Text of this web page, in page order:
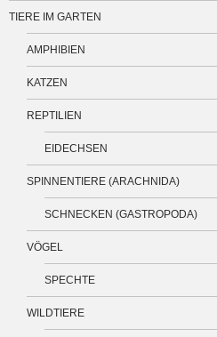
TIERE IM GARTEN
AMPHIBIEN
KATZEN
REPTILIEN
EIDECHSEN
SPINNENTIERE (ARACHNIDA)
SCHNECKEN (GASTROPODA)
VÖGEL
SPECHTE
WILDTIERE